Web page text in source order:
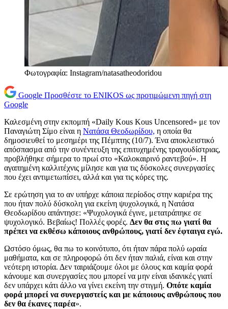
Φωτογραφία: Instagram/natasatheodoridou
Google Προσθέστε το ENIKOS ως προτιμώμενη πηγή στη
Google
Καλεσμένη στην εκπομπή «Daily Kous Kous Uncensored» με τον
Παναγιώτη Σίμο είναι η Νατάσα Θεοδωρίδου, η οποία θα
δημοσιευθεί το μεσημέρι της Πέμπτης (10/7). Ένα αποκλειστικό
απόσπασμα από την συνέντευξη της επιτυχημένης τραγουδίστριας,
προβλήθηκε σήμερα το πρωί στο «Καλοκαιρινό ραντεβού». Η
αγαπημένη καλλιτέχνις μίλησε και για τις δύσκολες συνεργασίες
που έχει αντιμετωπίσει, αλλά και για τις κόρες της.
Σε ερώτηση για το αν υπήρχε κάποια περίοδος στην καριέρα της
που ήταν πολύ δύσκολη για εκείνη ψυχολογικά, η Νατάσα
Θεοδωρίδου απάντησε: «Ψυχολογικά έγινε, μετατράπηκε σε
ψυχολογικό. Βεβαίως! Πολλές φορές. Δεν θα στις πω γιατί θα
πρέπει να εκθέσω κάποιους ανθρώπους, γιατί δεν έφταιγα εγώ.
Ωστόσο όμως, θα πω το κοινότυπο, ότι ήταν πάρα πολύ ωραία
μαθήματα, και σε πληροφορώ ότι δεν ήταν παλιά, είναι και στην
νεότερη ιστορία. Δεν ταιριάζουμε όλοι με όλους και καμία φορά
κάνουμε και συνεργασίες που μπορεί να μην είναι ιδανικές γιατί
δεν υπάρχει κάτι άλλο να γίνει εκείνη την στιγμή. Οπότε καμία
φορά μπορεί να συνεργαστείς και με κάποιους ανθρώπους που
δεν θα έκανες παρέα».